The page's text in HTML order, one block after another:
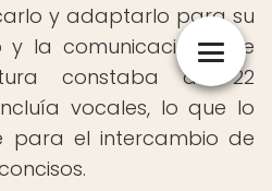
y adaptarlo para su
la comunicación. Este
constaba de 22
vocales, lo que lo
para el intercambio de